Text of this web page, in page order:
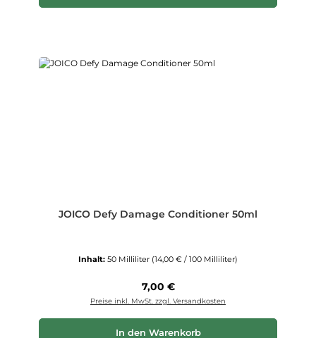
JOICO Defy Damage Conditioner 50ml
Inhalt: 50 Milliliter (14,00 € / 100 Milliliter)
Regulärer Preis:
7,00 €
Preise inkl. MwSt. zzgl. Versandkosten
In den Warenkorb